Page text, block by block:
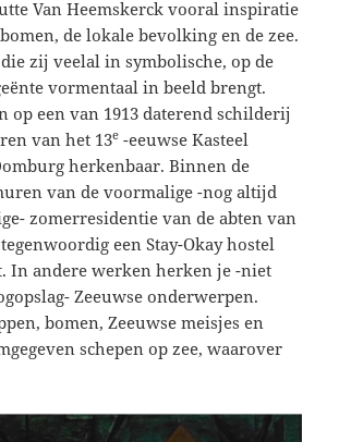
Van Heemskerck vooral inspiratie
de lokale bevolking en de zee.
zij veelal in symbolische, op de
vormentaal in beeld brengt.
op een van 1913 daterend schilderij
van het 13e -eeuwse Kasteel
herkenbaar. Binnen de
van de voormalige -nog altijd
zomerresidentie van de abten van
een Stay-Okay hostel
In andere werken herken je -niet
Zeeuwse onderwerpen.
bomen, Zeeuwse meisjes en
schepen op zee, waarover